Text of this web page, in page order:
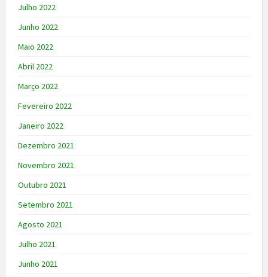
Julho 2022
Junho 2022
Maio 2022
Abril 2022
Março 2022
Fevereiro 2022
Janeiro 2022
Dezembro 2021
Novembro 2021
Outubro 2021
Setembro 2021
Agosto 2021
Julho 2021
Junho 2021